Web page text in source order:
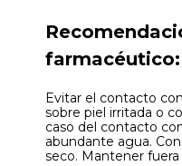
farmacéutico:
Evitar el contacto
sobre piel irritada o
caso del contacto
abundante agua.
seco. Mantener